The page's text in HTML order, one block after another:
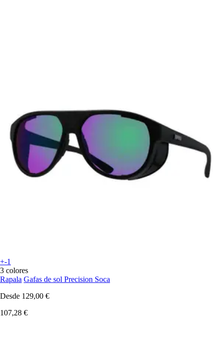
+-1
3 colores
Rapala Gafas de sol Precision Soca
Desde 129,00 €
107,28 €